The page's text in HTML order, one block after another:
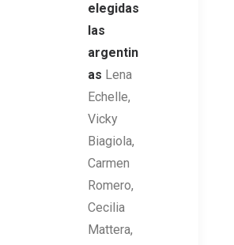
elegidas
las
argentin
as Lena
Echelle,
Vicky
Biagiola,
Carmen
Romero,
Cecilia
Mattera,